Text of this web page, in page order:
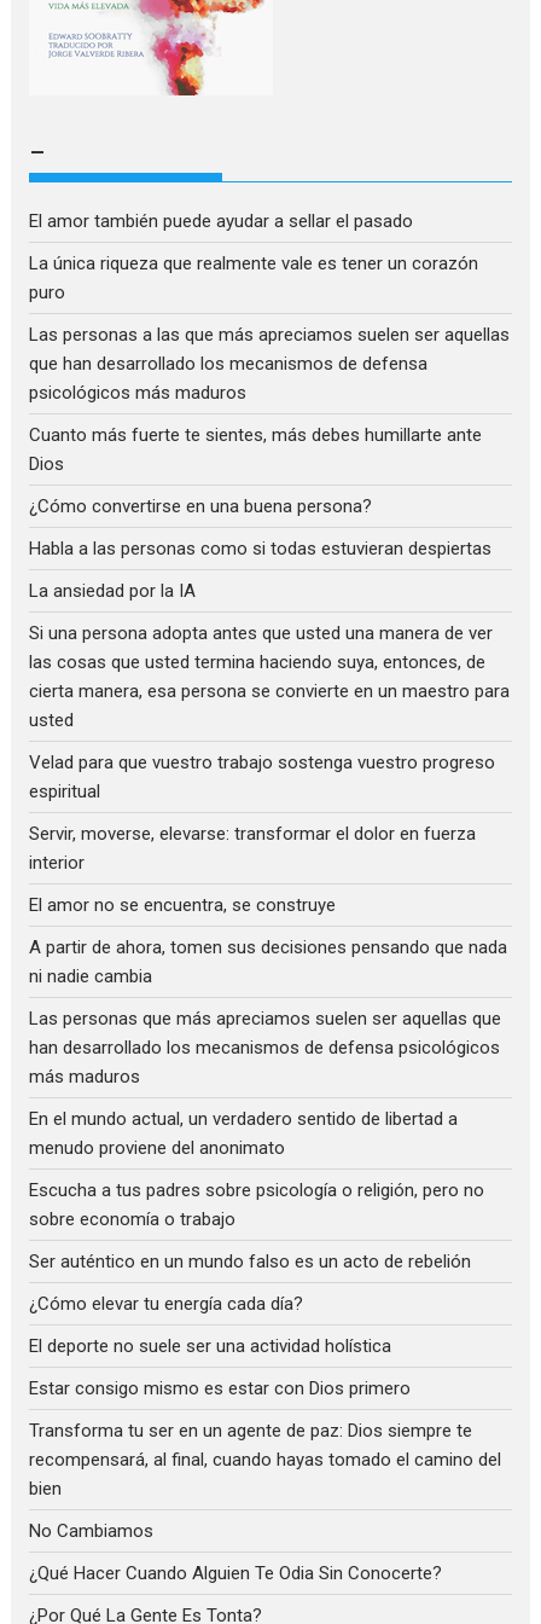
–
El amor también puede ayudar a sellar el pasado
La única riqueza que realmente vale es tener un corazón
puro
Las personas a las que más apreciamos suelen ser aquellas
que han desarrollado los mecanismos de defensa
psicológicos más maduros
Cuanto más fuerte te sientes, más debes humillarte ante
Dios
¿Cómo convertirse en una buena persona?
Habla a las personas como si todas estuvieran despiertas
La ansiedad por la IA
Si una persona adopta antes que usted una manera de ver
las cosas que usted termina haciendo suya, entonces, de
cierta manera, esa persona se convierte en un maestro para
usted
Velad para que vuestro trabajo sostenga vuestro progreso
espiritual
Servir, moverse, elevarse: transformar el dolor en fuerza
interior
El amor no se encuentra, se construye
A partir de ahora, tomen sus decisiones pensando que nada
ni nadie cambia
Las personas que más apreciamos suelen ser aquellas que
han desarrollado los mecanismos de defensa psicológicos
más maduros
En el mundo actual, un verdadero sentido de libertad a
menudo proviene del anonimato
Escucha a tus padres sobre psicología o religión, pero no
sobre economía o trabajo
Ser auténtico en un mundo falso es un acto de rebelión
¿Cómo elevar tu energía cada día?
El deporte no suele ser una actividad holística
Estar consigo mismo es estar con Dios primero
Transforma tu ser en un agente de paz: Dios siempre te
recompensará, al final, cuando hayas tomado el camino del
bien
No Cambiamos
¿Qué Hacer Cuando Alguien Te Odia Sin Conocerte?
¿Por Qué La Gente Es Tonta?